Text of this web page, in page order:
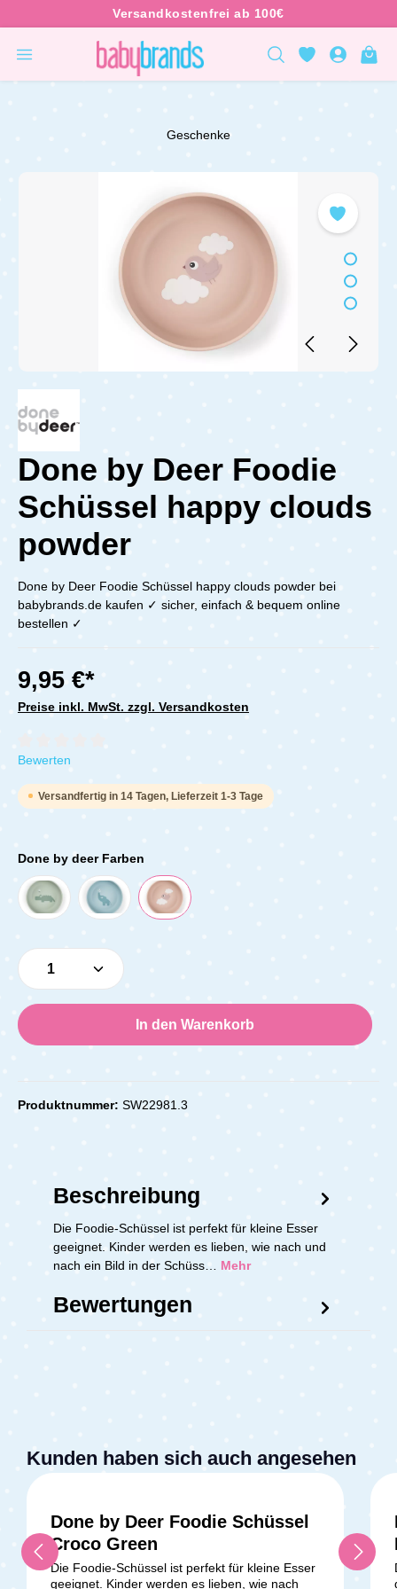
Geschenke
Done by Deer Foodie
Schüssel happy clouds
powder
Done by Deer Foodie Schüssel happy clouds powder bei
babybrands.de kaufen ✓ sicher, einfach & bequem online
bestellen ✓
9,95 €*
Preise inkl. MwSt. zzgl. Versandkosten
Durchschnittliche Bewertung von 0 von 5 Sternen
Bewerten
Versandfertig in 14 Tagen, Lieferzeit 1-3 Tage
Done by deer Farben
Produkt Anzahl: Gib den gewünschten
In den Warenkorb
Produktnummer: SW22981.3
Beschreibung
Die Foodie-Schüssel ist perfekt für kleine Esser
geeignet. Kinder werden es lieben, wie nach und
nach ein Bild in der Schüss… Mehr
Bewertungen
Kunden haben sich auch angesehen
Done by Deer Foodie Schüssel
Croco Green
Die Foodie-Schüssel ist perfekt für kleine Esser
geeignet. Kinder werden es lieben, wie nach